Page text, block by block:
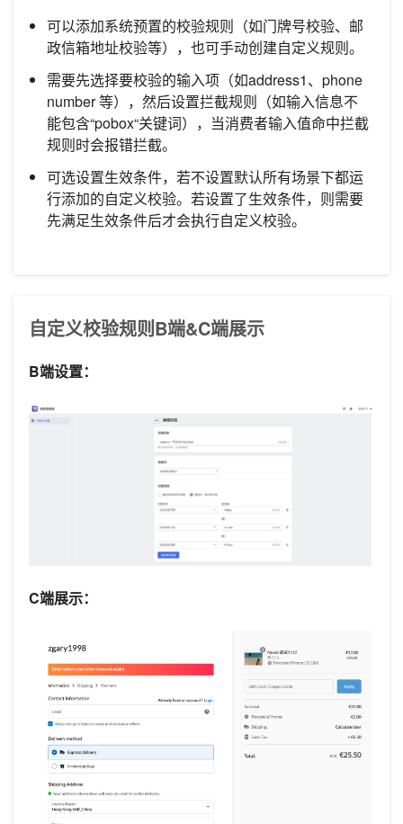
可以添加系统预置的校验规则（如门牌号校验、邮
政信箱地址校验等），也可手动创建自定义规则。
需要先选择要校验的输入项（如address1、phone
number 等），然后设置拦截规则（如输入信息不
能包含“pobox“关键词），当消费者输入值命中拦截
规则时会报错拦截。
可选设置生效条件，若不设置默认所有场景下都运
行添加的自定义校验。若设置了生效条件，则需要
先满足生效条件后才会执行自定义校验。
自定义校验规则B端&C端展示
B端设置：
C端展示：